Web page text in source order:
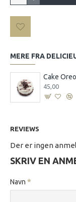
MERE FRA
Cake
45,00
REVIEWS
Der er ingen
SKRIV EN
Navn